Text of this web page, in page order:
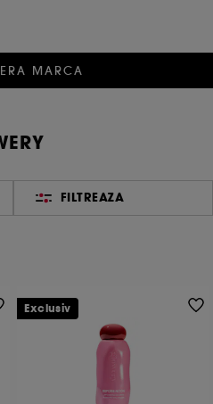
MARCA
FILTREAZA
Exclusiv